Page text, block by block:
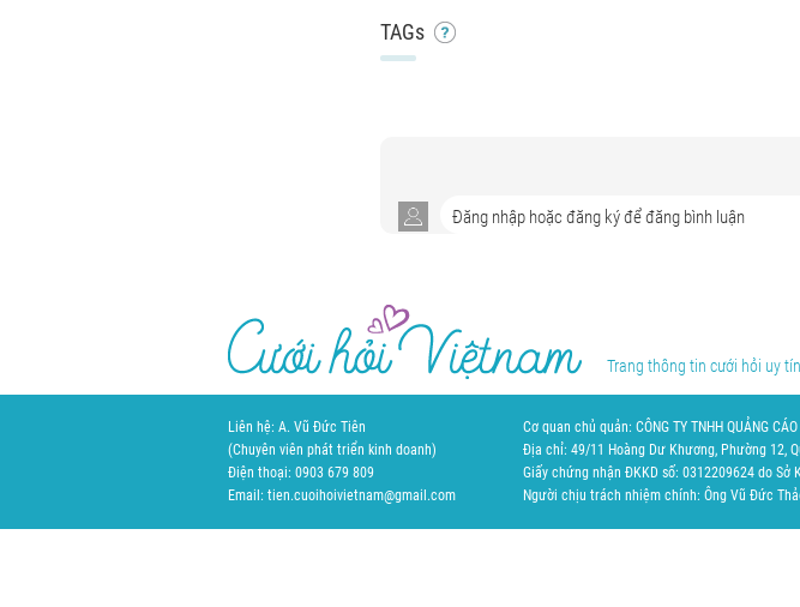
TAGs
Trang thông tin cưới hỏi uy
Liên hệ: A. Vũ Đức Tiên
(Chuyên viên phát triển kinh doanh)
Điện thoại: 0903 679 809
Email: tien.cuoihoivietnam@gmail.com
Cơ quan chủ quản: CÔNG TY TNHH QUẢNG CÁO
Địa chỉ: 49/11 Hoàng Dư Khương, Phường 12,
Giấy chứng nhận ĐKKD số: 0312209624 do Sở
Người chịu trách nhiệm chính: Ông Vũ Đức